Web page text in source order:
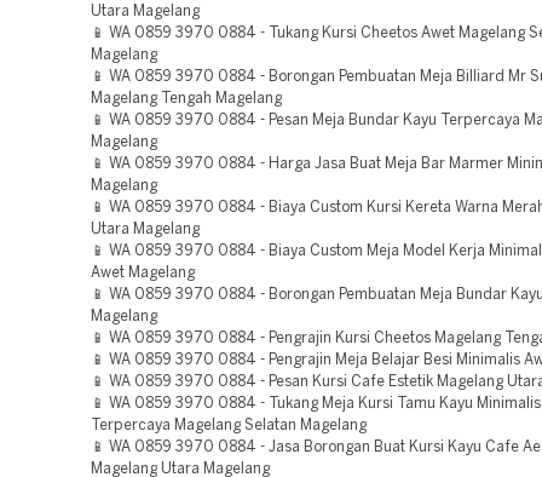
Utara Magelang
📱 WA 0859 3970 0884 - Tukang Kursi Cheetos Awet Magelang
Magelang
📱 WA 0859 3970 0884 - Borongan Pembuatan Meja Billiard Mr
Magelang Tengah Magelang
📱 WA 0859 3970 0884 - Pesan Meja Bundar Kayu Terpercaya
Magelang
📱 WA 0859 3970 0884 - Harga Jasa Buat Meja Bar Marmer
Magelang
📱 WA 0859 3970 0884 - Biaya Custom Kursi Kereta Warna
Utara Magelang
📱 WA 0859 3970 0884 - Biaya Custom Meja Model Kerja
Awet Magelang
📱 WA 0859 3970 0884 - Borongan Pembuatan Meja Bundar
Magelang
📱 WA 0859 3970 0884 - Pengrajin Kursi Cheetos Magelang
📱 WA 0859 3970 0884 - Pengrajin Meja Belajar Besi Minimalis
📱 WA 0859 3970 0884 - Pesan Kursi Cafe Estetik Magelang
📱 WA 0859 3970 0884 - Tukang Meja Kursi Tamu Kayu
Terpercaya Magelang Selatan Magelang
📱 WA 0859 3970 0884 - Jasa Borongan Buat Kursi Kayu Cafe
Magelang Utara Magelang